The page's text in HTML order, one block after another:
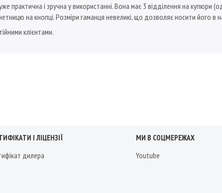
практична і зручна у використанні. Вона має 3 відділення на купюри
на кнопці. Розміри гаманця невеликі, що дозволяє носити його в
клієнтами.
І ЛІЦЕНЗІЇ
дилера
МИ В СОЦМЕРЕЖАХ
Youtube